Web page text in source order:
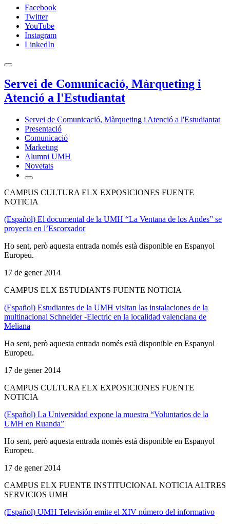
Facebook
Twitter
YouTube
Instagram
LinkedIn
Servei de Comunicació, Màrqueting i
Atenció a l'Estudiantat
Servei de Comunicació, Màrqueting i Atenció a l'Estudiantat
Presentació
Comunicació
Marketing
Alumni UMH
Novetats
CAMPUS CULTURA ELX EXPOSICIONES FUENTE
NOTICIA
(Español) El documental de la UMH “La Ventana de los Andes” se
proyecta en l’Escorxador
Ho sent, però aquesta entrada només està disponible en Espanyol
Europeu.
17 de gener 2014
CAMPUS ELX ESTUDIANTS FUENTE NOTICIA
(Español) Estudiantes de la UMH visitan las instalaciones de la
multinacional Schneider -Electric en la localidad valenciana de
Meliana
Ho sent, però aquesta entrada només està disponible en Espanyol
Europeu.
17 de gener 2014
CAMPUS CULTURA ELX EXPOSICIONES FUENTE
NOTICIA
(Español) La Universidad expone la muestra “Voluntarios de la
UMH en Ruanda”
Ho sent, però aquesta entrada només està disponible en Espanyol
Europeu.
17 de gener 2014
CAMPUS ELX FUENTE INSTITUCIONAL NOTICIA ALTRES
SERVICIOS UMH
(Español) UMH Televisión emite el XIV número del informativo